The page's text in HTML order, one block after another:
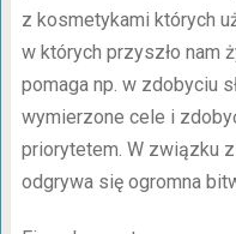
z kosmetykami których
w których przyszło nam
pomaga np. w zdobyciu
wymierzone cele i
priorytetem. W związku
odgrywa się ogromna